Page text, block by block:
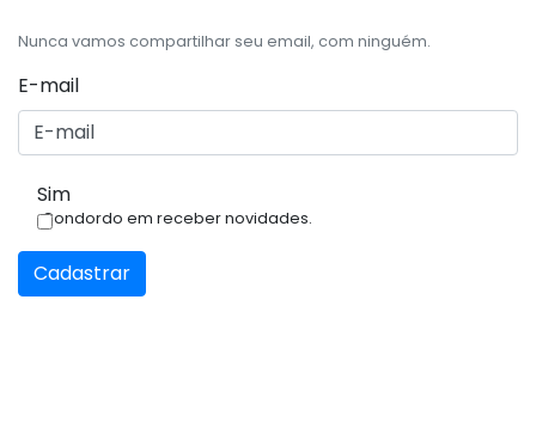
Nunca vamos compartilhar seu email, com ninguém.
E-mail
Sim
Condordo em receber novidades.
Cadastrar